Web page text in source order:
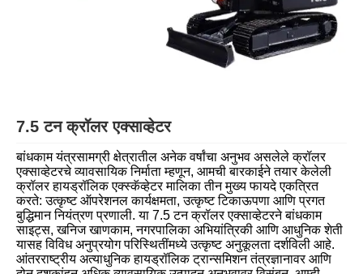
7.5 टन क्रॉलर एक्साव्हेटर
बांधकाम यंत्रसामग्री क्षेत्रातील अनेक वर्षांचा अनुभव असलेले क्रॉलर
एक्साव्हेटरचे व्यावसायिक निर्माता म्हणून, आमची बारकाईने तयार केलेली
क्रॉलर हायड्रॉलिक एक्स्कॅव्हेटर मालिका तीन मुख्य फायदे एकत्रित
करते: उत्कृष्ट ऑपरेशनल कार्यक्षमता, उत्कृष्ट टिकाऊपणा आणि प्रगत
बुद्धिमान नियंत्रण प्रणाली. या 7.5 टन क्रॉलर एक्साव्हेटरने बांधकाम
साइट्स, खनिज खाणकाम, नगरपालिका अभियांत्रिकी आणि आधुनिक शेती
यासह विविध अनुप्रयोग परिस्थितींमध्ये उत्कृष्ट अनुकूलता दर्शविली आहे.
आंतरराष्ट्रीय अत्याधुनिक हायड्रॉलिक ट्रान्समिशन तंत्रज्ञानावर आणि